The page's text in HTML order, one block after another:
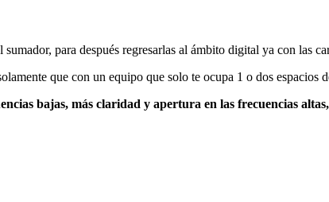
para después regresarlas al ámbito digital ya con las
que con un equipo que solo te ocupa 1 o dos espacios
bajas, más claridad y apertura en las frecuencias